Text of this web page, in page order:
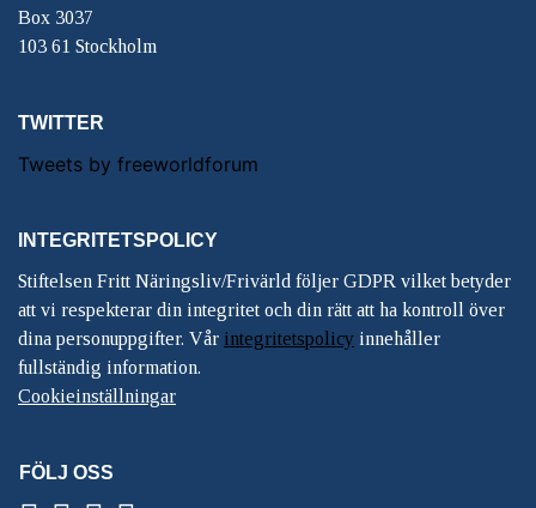
Box 3037
103 61 Stockholm
TWITTER
Tweets by freeworldforum
INTEGRITETSPOLICY
Stiftelsen Fritt Näringsliv/Frivärld följer GDPR vilket betyder
att vi respekterar din integritet och din rätt att ha kontroll över
dina personuppgifter. Vår integritetspolicy innehåller
fullständig information.
Cookieinställningar
FÖLJ OSS